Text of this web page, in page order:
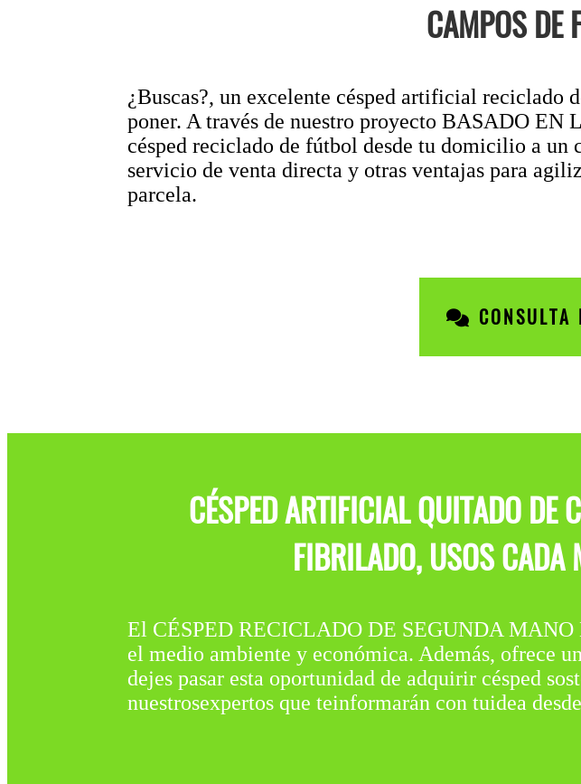
CAMPOS DE
¿Buscas?, un excelente césped artificial reciclado
poner. A través de nuestro proyecto BASADO
césped reciclado de fútbol desde tu domicilio a un
servicio de venta directa y otras ventajas para
parcela.
CONSULTA
CÉSPED ARTIFICIAL QUITADO DE
FIBRILADO, USOS CADA
El CÉSPED RECICLADO DE SEGUNDA
el medio ambiente y económica. Además, ofrece
dejes pasar esta oportunidad de adquirir césped
nuestrosexpertos que teinformarán con tuidea